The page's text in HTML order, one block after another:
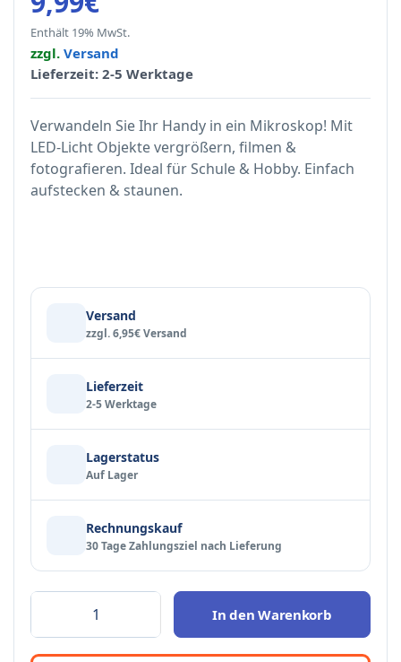
Enthält 19% MwSt.
zzgl. Versand
Lieferzeit: 2-5 Werktage
Verwandeln Sie Ihr Handy in ein Mikroskop! Mit
LED-Licht Objekte vergrößern, filmen &
fotografieren. Ideal für Schule & Hobby. Einfach
aufstecken & staunen.
Versand
zzgl. 6,95€ Versand
Lieferzeit
2-5 Werktage
Lagerstatus
Auf Lager
Rechnungskauf
30 Tage Zahlungsziel nach Lieferung
In den Warenkorb